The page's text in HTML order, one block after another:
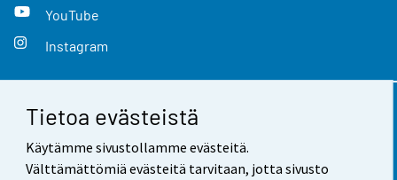
Tietoa evästeistä
Käytämme sivustollamme evästeitä.
Välttämättömiä evästeitä tarvitaan, jotta sivusto
YouTube
Instagram
Yhteystiedot
Palaute